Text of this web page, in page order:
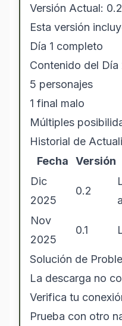
Versión Actual: 0.2
Esta versión
Día 1 completo
Contenido del Día
5 personajes
1 final malo
Múltiples
Historial de
Fecha
Versión
Dic
2025
0.2
Nov
2025
0.1
Solución de
La descarga no
Verifica tu
Prueba con otro